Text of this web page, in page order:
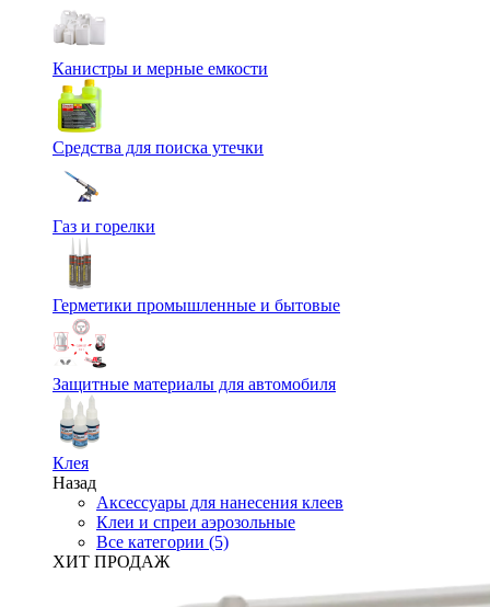
Канистры и мерные емкости
Средства для поиска утечки
Газ и горелки
Герметики промышленные и бытовые
Защитные материалы для автомобиля
Клея
Назад
Аксессуары для нанесения клеев
Клеи и спреи аэрозольные
Все категории (5)
ХИТ ПРОДАЖ